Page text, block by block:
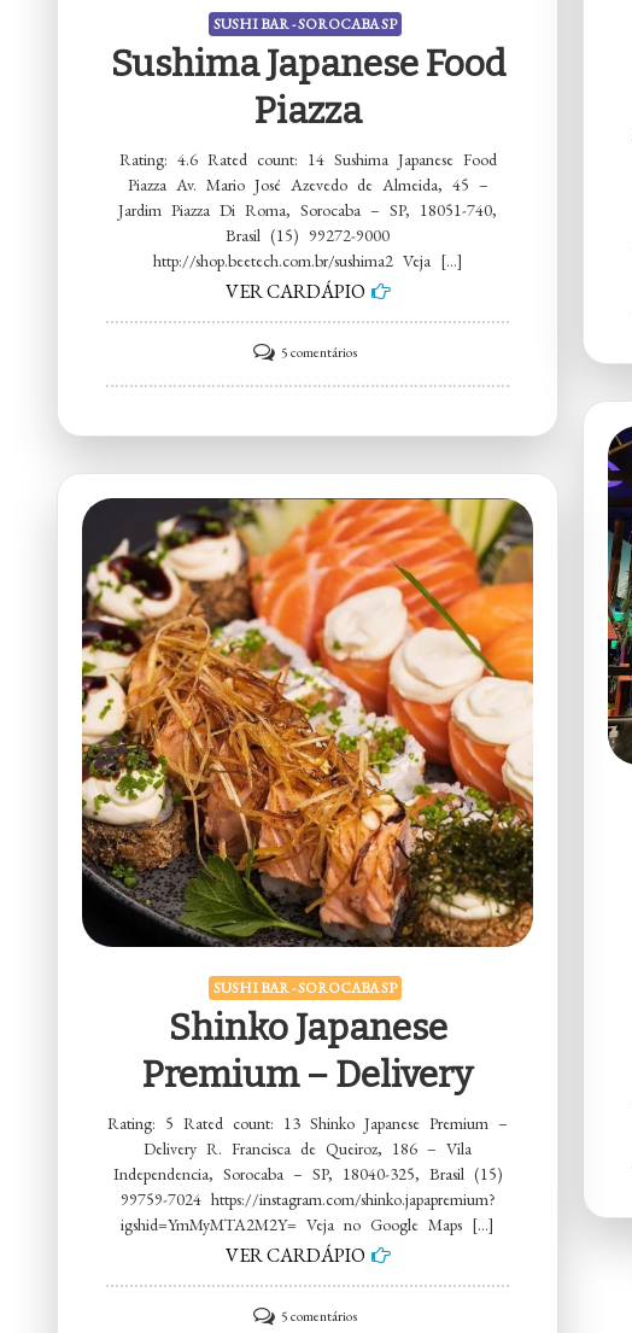
SUSHI BAR - SOROCABA SP
Sushima Japanese Food
Piazza
Rating: 4.6 Rated count: 14 Sushima Japanese Food
Piazza Av. Mario José Azevedo de Almeida, 45 –
Jardim Piazza Di Roma, Sorocaba – SP, 18051-740,
Brasil (15) 99272-9000
http://shop.beetech.com.br/sushima2 Veja […]
VER CARDÁPIO
5 comentáriosem
Sushima
SUSHI BAR - SOROCABA SP
Shinko Japanese
Premium – Delivery
Rating: 5 Rated count: 13 Shinko Japanese Premium –
Delivery R. Francisca de Queiroz, 186 – Vila
Independencia, Sorocaba – SP, 18040-325, Brasil (15)
99759-7024 https://instagram.com/shinko.japapremium?
igshid=YmMyMTA2M2Y= Veja no Google Maps […]
VER CARDÁPIO
5 comentáriosem